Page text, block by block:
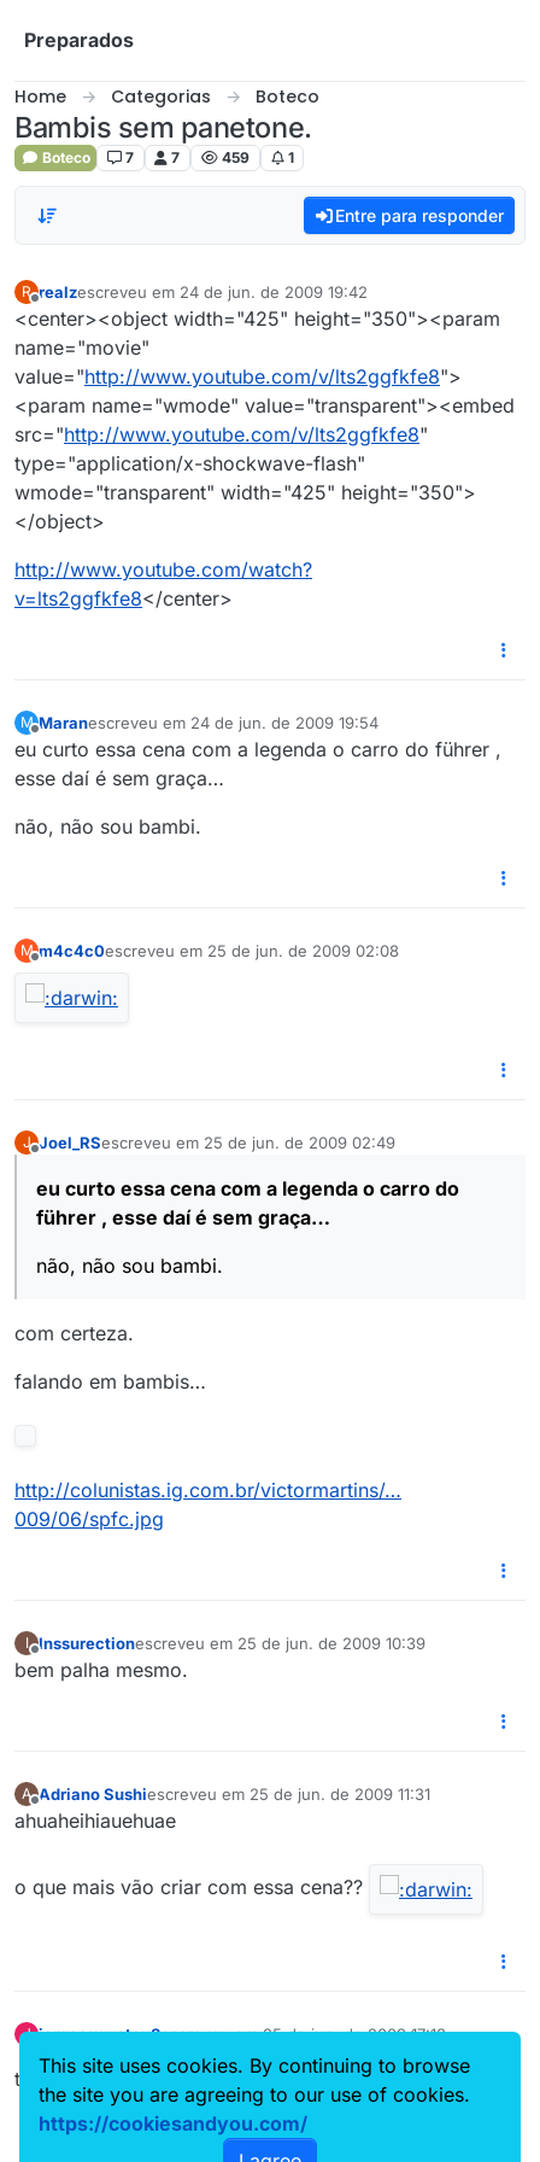
Preparados
Home Categorias Boteco
Bambis sem panetone.
Boteco 7 7 459 1
Entre para responder
R
Offline
realzescreveu em 24 de jun. de 2009 19:42
última edição por
<center><object width="425" height="350"><param
name="movie"
value="http://www.youtube.com/v/lts2ggfkfe8">
<param name="wmode" value="transparent"><embed
src="http://www.youtube.com/v/lts2ggfkfe8"
type="application/x-shockwave-flash"
wmode="transparent" width="425" height="350">
</object>
http://www.youtube.com/watch?
v=lts2ggfkfe8</center>
M
Offline
Maranescreveu em 24 de jun. de 2009 19:54
última edição por
eu curto essa cena com a legenda o carro do führer ,
esse daí é sem graça…
não, não sou bambi.
M m4c4c0escreveu em 25 de jun. de 2009 02:08
última edição por
J Joel_RSescreveu em 25 de jun. de 2009 02:49
última edição por
eu curto essa cena com a legenda o carro do
führer , esse daí é sem graça…
não, não sou bambi.
com certeza.
falando em bambis…
http://colunistas.ig.com.br/victormartins/…
009/06/spfc.jpg
I Inssurectionescreveu em 25 de jun. de 2009 10:39
última edição por
bem palha mesmo.
A
Offline
Adriano Sushiescreveu em 25 de jun. de 2009 11:31
última edição por
ahuaheihiauehuae
o que mais vão criar com essa cena??
J jorgeaugustov8escreveu em25 de jun. de 2009 17:18
tsc tsc ….
This site uses cookies. By continuing to browse
the site you are agreeing to our use of cookies.
https://cookiesandyou.com/